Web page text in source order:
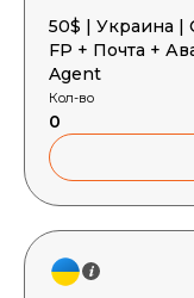
50$ | Украина |
FP + Почта +
Agent
Кол-во
0